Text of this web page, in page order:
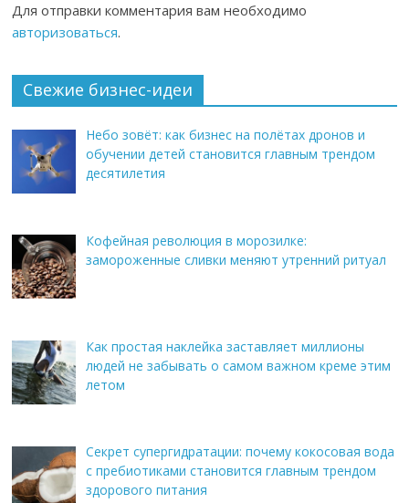
Для отправки комментария вам необходимо
авторизоваться.
Свежие бизнес-идеи
Небо зовёт: как бизнес на полётах дронов и
обучении детей становится главным трендом
десятилетия
Кофейная революция в морозилке:
замороженные сливки меняют утренний ритуал
Как простая наклейка заставляет миллионы
людей не забывать о самом важном креме этим
летом
Секрет супергидратации: почему кокосовая вода
с пребиотиками становится главным трендом
здорового питания